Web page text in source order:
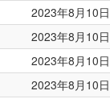
2023年8月10
2023年8月10
2023年8月10
2023年8月10